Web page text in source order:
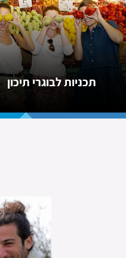
תכניות לבוגרי תיכון